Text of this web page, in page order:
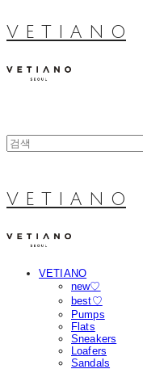
V E T I A N O
V E T I A N O
VETIANO
new♡
best♡
Pumps
Flats
Sneakers
Loafers
Sandals